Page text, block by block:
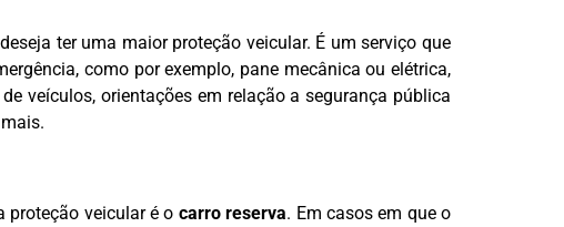
ter uma maior proteção veicular. É um serviço que
como por exemplo, pane mecânica ou elétrica,
veículos, orientações em relação a segurança pública
proteção veicular é o carro reserva. Em casos em que o